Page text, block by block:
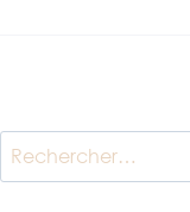
Rechercher :